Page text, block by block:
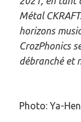
Métal
horizons
CrozPhonics
débranché et
Photo: Ya-